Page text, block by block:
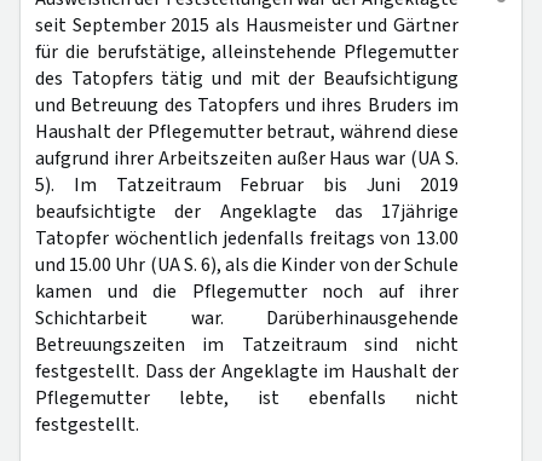
seit September 2015 als Hausmeister und Gärtner
für die berufstätige, alleinstehende Pflegemutter
des Tatopfers tätig und mit der Beaufsichtigung
und Betreuung des Tatopfers und ihres Bruders im
Haushalt der Pflegemutter betraut, während diese
aufgrund ihrer Arbeitszeiten außer Haus war (UA S.
5). Im Tatzeitraum Februar bis Juni 2019
beaufsichtigte der Angeklagte das 17jährige
Tatopfer wöchentlich jedenfalls freitags von 13.00
und 15.00 Uhr (UA S. 6), als die Kinder von der Schule
kamen und die Pflegemutter noch auf ihrer
Schichtarbeit war. Darüberhinausgehende
Betreuungszeiten im Tatzeitraum sind nicht
festgestellt. Dass der Angeklagte im Haushalt der
Pflegemutter lebte, ist ebenfalls nicht
festgestellt.